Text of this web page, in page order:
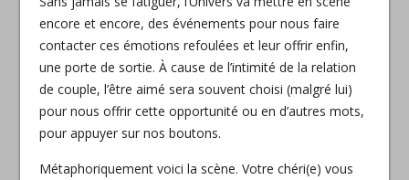
encore et encore, des événements pour nous faire
contacter ces émotions refoulées et leur offrir enfin,
une porte de sortie. À cause de l’intimité de la relation
de couple, l’être aimé sera souvent choisi (malgré lui)
pour nous offrir cette opportunité ou en d’autres mots,
pour appuyer sur nos boutons.
Métaphoriquement voici la scène. Votre chéri(e) vous